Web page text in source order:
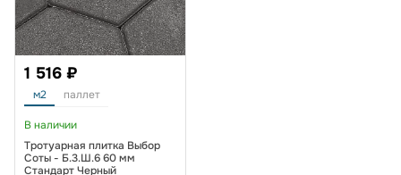
1 516 ₽
м2 паллет
В наличии
Тротуарная плитка Выбор
Соты - Б.3.Ш.6 60 мм
Стандарт Черный